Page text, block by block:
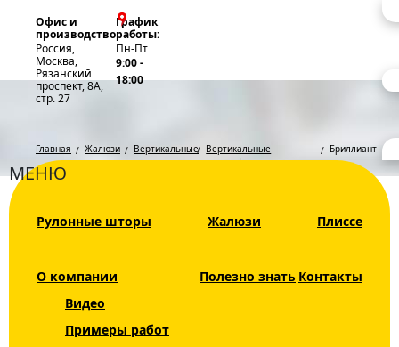
Офис и
производство
Россия,
Москва,
Рязанский
проспект, 8А,
стр. 27
График
работы:
Пн-Пт
9:00 -
18:00
МЕНЮ
Рулонные шторы Жалюзи Плиссе
О компании
Видео
Примеры работ
Полезно знать Контакты
Главная Жалюзи
Вертикальные
жалюзи
Вертикальные
мультифактурные
Бриллиант
Каталог
Рулонные шторы
Горизонтальные
жалюзи
Бриллиант